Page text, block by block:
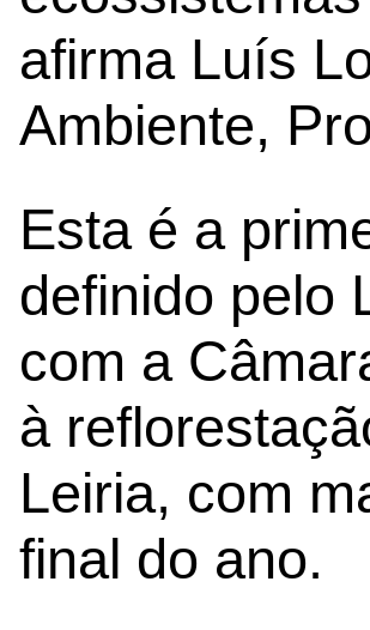
afirma Luís
Ambiente,
Esta é a
definido pelo
com a
à
Leiria, com
final do ano.